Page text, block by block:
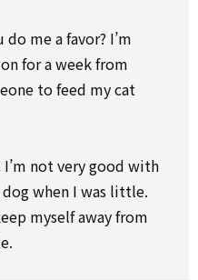
me a favor? I’m
for a week from
to feed my cat
I’m not very good with
when I was little.
myself away from